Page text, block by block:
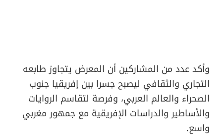
وأكد عدد من المشاركين أن المعرض يتجاوز طابعه
التجاري والثقافي ليصبح جسرا بين إفريقيا جنوب
الصحراء والعالم العربي، وفرصة لتقاسم الروايات
والأساطير والدراسات الإفريقية مع جمهور مغربي
واسع.